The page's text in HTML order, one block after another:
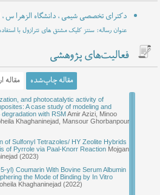
دکترای تخصصی شیمی ، دانشگاه الزهرا س ،
عنوان رساله: سنتز کلیک مشتق های تترازول با
فعالیت‌های پژوهشی
مقاله چاپ‌شده مقاله
and photocatalytic activity of
A case study of modeling and
with RSMAmir Azizi, Minoo
Khaghaninejad, Mansour Ghorbanpour
of Sulfonyl Tetrazoles/ HY Zeolite Hybrids
of Pyrrole via Paal-Knorr Reaction Mojgan
(2023)
yl) Coumarin With Bovine Serum Albumin
the Mode of Binding by In Vitro
Khaghaninejad (2022)
of organic and inorganic porpus hybrid
liquid)Arezoo Kheiri, Soheila
(2019)